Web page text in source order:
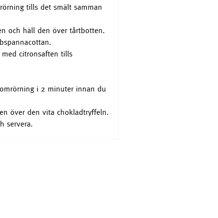
tills det smält samman
och häll den över tårtbotten.
citronsaften tills
i 2 minuter innan du
över den vita chokladtryffeln.
servera.